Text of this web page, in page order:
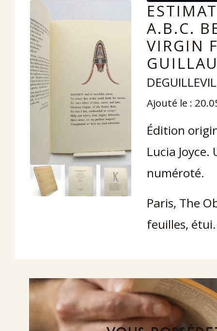
A.B.C.
VIRGIN
Ajouté le :
Édition
Lucia Joyce.
numéroté.
Paris, The
feuilles, étui.